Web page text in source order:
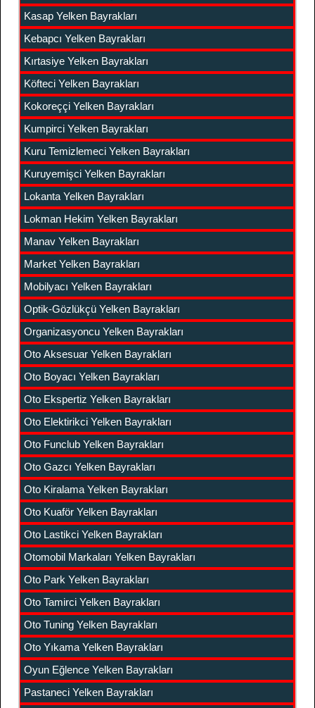
Kasap Yelken Bayrakları
Kebapcı Yelken Bayrakları
Kırtasiye Yelken Bayrakları
Köfteci Yelken Bayrakları
Kokoreççi Yelken Bayrakları
Kumpirci Yelken Bayrakları
Kuru Temizlemeci Yelken Bayrakları
Kuruyemişci Yelken Bayrakları
Lokanta Yelken Bayrakları
Lokman Hekim Yelken Bayrakları
Manav Yelken Bayrakları
Market Yelken Bayrakları
Mobilyacı Yelken Bayrakları
Optik-Gözlükçü Yelken Bayrakları
Organizasyoncu Yelken Bayrakları
Oto Aksesuar Yelken Bayrakları
Oto Boyacı Yelken Bayrakları
Oto Ekspertiz Yelken Bayrakları
Oto Elektirikci Yelken Bayrakları
Oto Funclub Yelken Bayrakları
Oto Gazcı Yelken Bayrakları
Oto Kiralama Yelken Bayrakları
Oto Kuaför Yelken Bayrakları
Oto Lastikci Yelken Bayrakları
Otomobil Markaları Yelken Bayrakları
Oto Park Yelken Bayrakları
Oto Tamirci Yelken Bayrakları
Oto Tuning Yelken Bayrakları
Oto Yıkama Yelken Bayrakları
Oyun Eğlence Yelken Bayrakları
Pastaneci Yelken Bayrakları